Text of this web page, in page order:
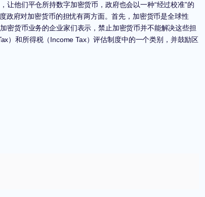
他们平仓所持数字加密货币，政府也会以一种“经过校准”的
政府对加密货币的担忧有两方面。首先，加密货币是全球性
密货币业务的企业家们表示，禁止加密货币并不能解决这些担
）和所得税（Income Tax）评估制度中的一个类别，并鼓励区